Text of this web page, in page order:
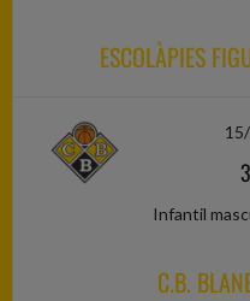
ESCOLÀPIES
Infantil
C.B.